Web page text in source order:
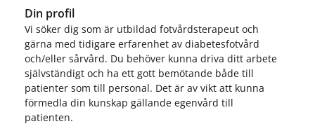
Din profil
Vi söker dig som är utbildad fotvårdsterapeut och
gärna med tidigare erfarenhet av diabetesfotvård
och/eller sårvård. Du behöver kunna driva ditt arbete
självständigt och ha ett gott bemötande både till
patienter som till personal. Det är av vikt att kunna
förmedla din kunskap gällande egenvård till
patienten.